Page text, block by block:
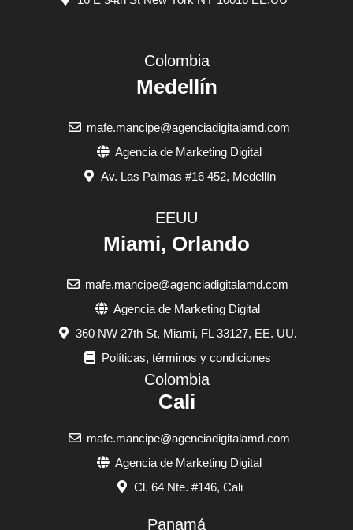
Colombia
Medellín
mafe.mancipe@agenciadigitalamd.com
Agencia de Marketing Digital
Av. Las Palmas #16 452, Medellín
EEUU
Miami, Orlando
mafe.mancipe@agenciadigitalamd.com
Agencia de Marketing Digital
360 NW 27th St, Miami, FL 33127, EE. UU.
Políticas, términos y condiciones
Colombia
Cali
mafe.mancipe@agenciadigitalamd.com
Agencia de Marketing Digital
Cl. 64 Nte. #146, Cali
Panamá